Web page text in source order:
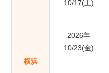
10/17(土)
横浜
2026年
10/23(金)